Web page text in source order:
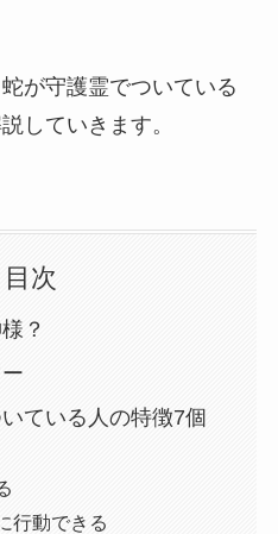
が守護霊でついている
していきます。
目次
？
ている人の特徴7個
行動できる